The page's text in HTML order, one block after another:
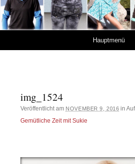
Hauptmenü
img_1524
Veröffentlicht am NOVEMBER 9, 2016 in
Gemütliche Zeit mit Sukie